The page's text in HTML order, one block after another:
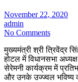
November 22, 2020
admin
No Comments
मुख्यमंत्री श्री त्रिवेंद्र
होटल में विधानसभा
सेरेमनी कार्यक्रम में
और उनके उज्ज्वल भविष्य